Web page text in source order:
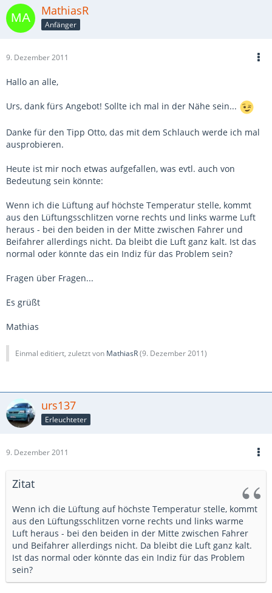
MathiasR
Anfänger
9. Dezember 2011
Hallo an alle,
Urs, dank fürs Angebot! Sollte ich mal in der Nähe sein...
Danke für den Tipp Otto, das mit dem Schlauch werde ich mal
ausprobieren.
Heute ist mir noch etwas aufgefallen, was evtl. auch von
Bedeutung sein könnte:
Wenn ich die Lüftung auf höchste Temperatur stelle, kommt
aus den Lüftungsschlitzen vorne rechts und links warme Luft
heraus - bei den beiden in der Mitte zwischen Fahrer und
Beifahrer allerdings nicht. Da bleibt die Luft ganz kalt. Ist das
normal oder könnte das ein Indiz für das Problem sein?
Fragen über Fragen...
Es grüßt
Mathias
Einmal editiert, zuletzt von MathiasR(9. Dezember 2011)
urs137
Erleuchteter
9. Dezember 2011
Zitat
Wenn ich die Lüftung auf höchste Temperatur stelle, kommt
aus den Lüftungsschlitzen vorne rechts und links warme
Luft heraus - bei den beiden in der Mitte zwischen Fahrer
und Beifahrer allerdings nicht. Da bleibt die Luft ganz kalt.
Ist das normal oder könnte das ein Indiz für das Problem
sein?